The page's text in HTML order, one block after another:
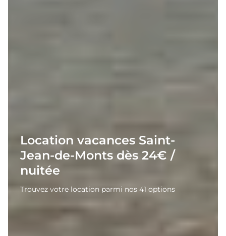
Location vacances Saint-
Jean-de-Monts dès 24€ /
nuitée
Trouvez votre location parmi nos 41 options